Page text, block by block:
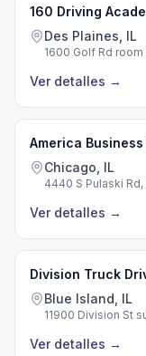
160 Driving
Des Plaines, IL
1600 Golf Rd
Ver detalles →
America
Chicago, IL
4440 S Pulaski
Ver detalles →
Division Truck
Blue Island, IL
11900 Division St
Ver detalles →